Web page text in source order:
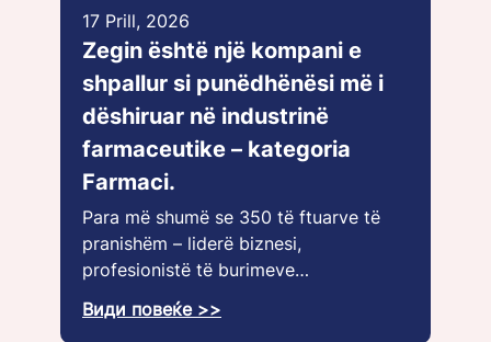
17 Prill, 2026
Zegin është një kompani e
shpallur si punëdhënësi më i
dëshiruar në industrinë
farmaceutike – kategoria
Farmaci.
Para më shumë se 350 të ftuarve të
pranishëm – liderë biznesi,
profesionistë të burimeve…
Види повеќе >>